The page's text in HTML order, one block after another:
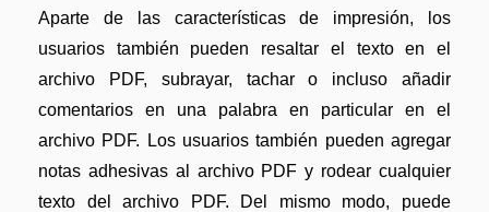
Aparte de las características de impresión, los
usuarios también pueden resaltar el texto en el
archivo PDF, subrayar, tachar o incluso añadir
comentarios en una palabra en particular en el
archivo PDF. Los usuarios también pueden agregar
notas adhesivas al archivo PDF y rodear cualquier
texto del archivo PDF. Del mismo modo, puede